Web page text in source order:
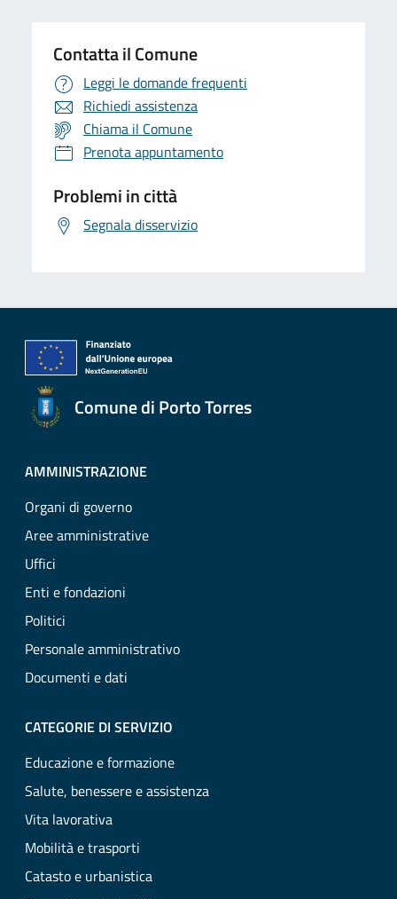
Contatta il Comune
Leggi le domande frequenti
Richiedi assistenza
Chiama il Comune
Prenota appuntamento
Problemi in città
Segnala disservizio
Comune di Porto Torres
AMMINISTRAZIONE
Organi di governo
Aree amministrative
Uffici
Enti e fondazioni
Politici
Personale amministrativo
Documenti e dati
CATEGORIE DI SERVIZIO
Educazione e formazione
Salute, benessere e assistenza
Vita lavorativa
Mobilità e trasporti
Catasto e urbanistica